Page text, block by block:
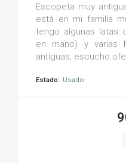
Escopeta muy
está en mi familia
tengo algunas latas
en mano) y varias
antiguas, escucho
Estado: Usado